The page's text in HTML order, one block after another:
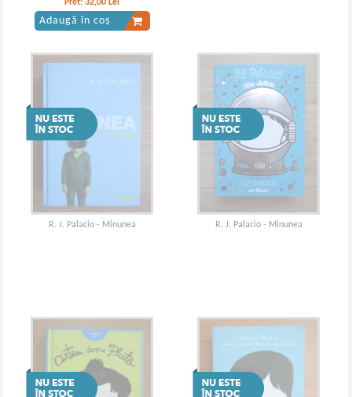
Pret:32,00 Lei
Adaugă în coș
R. J. Palacio - Minunea R. J. Palacio - Minunea